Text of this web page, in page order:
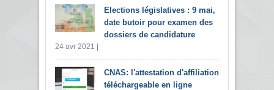
Elections législatives : 9 mai,
date butoir pour examen des
dossiers de candidature
24 avr 2021 |
CNAS: l'attestation d'affiliation
téléchargeable en ligne